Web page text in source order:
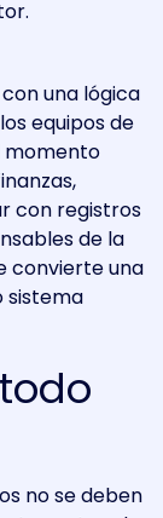
una lógica
equipos de
momento
con registros
de la
convierte una
sistema
no se deben